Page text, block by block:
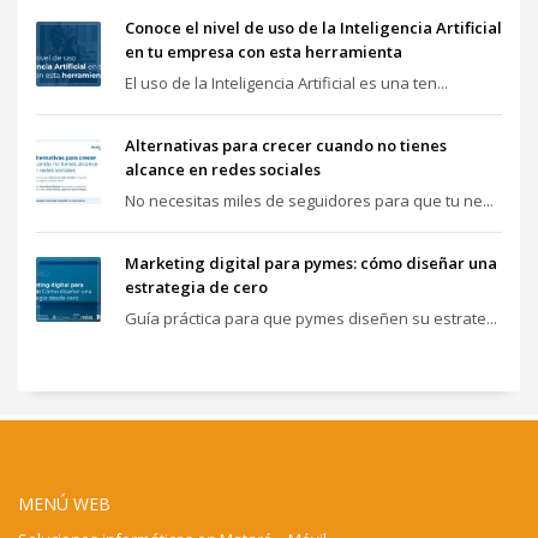
Conoce el nivel de uso de la Inteligencia Artificial
en tu empresa con esta herramienta
El uso de la Inteligencia Artificial es una ten...
Alternativas para crecer cuando no tienes
alcance en redes sociales
No necesitas miles de seguidores para que tu ne...
Marketing digital para pymes: cómo diseñar una
estrategia de cero
Guía práctica para que pymes diseñen su estrate...
MENÚ WEB